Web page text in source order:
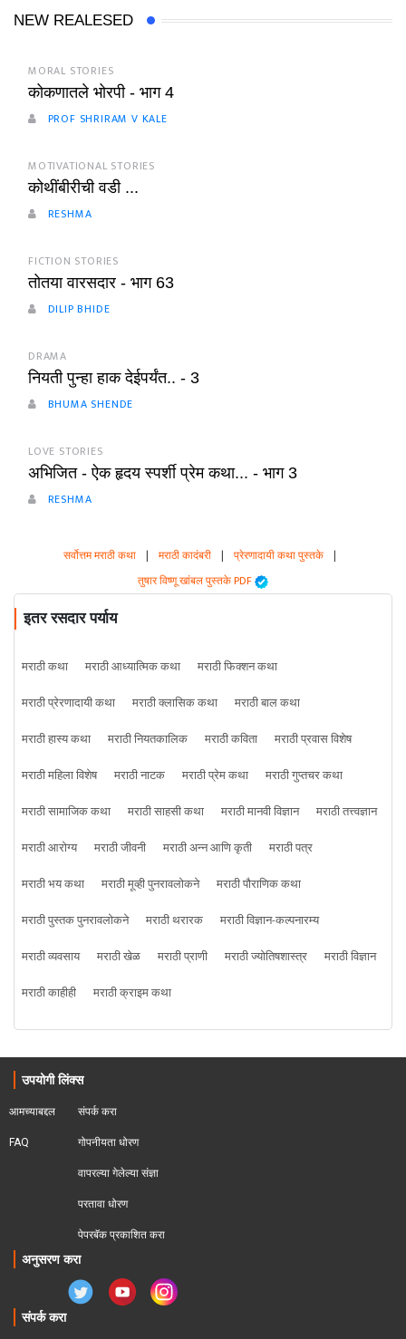
NEW REALESED
MORAL STORIES
कोकणातले भोरपी - भाग 4
PROF SHRIRAM V KALE
MOTIVATIONAL STORIES
कोथींबीरीची वडी ...
RESHMA
FICTION STORIES
तोतया वारसदार - भाग 63
DILIP BHIDE
DRAMA
नियती पुन्हा हाक देईपर्यंत.. - 3
BHUMA SHENDE
LOVE STORIES
अभिजित - ऐक हृदय स्पर्शी प्रेम कथा... - भाग 3
RESHMA
सर्वोत्तम मराठी कथा | मराठी कादंबरी | प्रेरणादायी कथा पुस्तके |
तुषार विष्णू खांबल पुस्तके PDF
इतर रसदार पर्याय
मराठी कथा मराठी आध्यात्मिक कथा
मराठी फिक्शन कथा
मराठी प्रेरणादायी कथा
मराठी क्लासिक कथा
मराठी बाल कथा
मराठी हास्य कथा
मराठी नियतकालिक मराठी कविता
मराठी प्रवास विशेष
मराठी महिला विशेष
मराठी नाटक मराठी प्रेम कथा
मराठी गुप्तचर कथा
मराठी सामाजिक कथा
मराठी साहसी कथा मराठी मानवी विज्ञान
मराठी तत्त्वज्ञान
मराठी आरोग्य
मराठी जीवनी मराठी अन्न आणि कृती
मराठी पत्र
मराठी भय कथा
मराठी मूव्ही पुनरावलोकने
मराठी पौराणिक कथा
मराठी पुस्तक पुनरावलोकने
मराठी थरारक
मराठी विज्ञान-कल्पनारम्य
मराठी व्यवसाय
मराठी खेळ मराठी प्राणी मराठी ज्योतिषशास्त्र
मराठी विज्ञान
मराठी काहीही
मराठी क्राइम कथा
उपयोगी लिंक्स
आमच्याबद्दल
FAQ
संपर्क करा
गोपनीयता धोरण
वापरल्या गेलेल्या संज्ञा
परतावा धोरण
पेपरबॅक प्रकाशित करा
अनुसरण करा
संपर्क करा